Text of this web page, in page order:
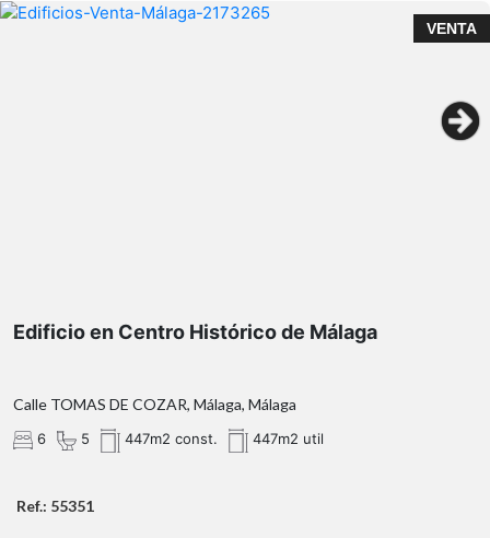
VENTA
Edificio en Centro Histórico de Málaga
Calle TOMAS DE COZAR, Málaga, Málaga
6 5 447m2 const. 447m2 util
Ref.: 55351